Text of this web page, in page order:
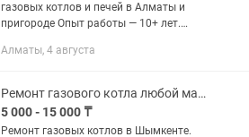
газовых котлов и печей в Алматы и
пригороде Опыт работы — 10+ лет.
монтаж, демонтаж, перенос, настройку
Алматы, 4 августа
Ремонт газового котла любой марки в Шымкенте
5 000 - 15 000 ₸
Ремонт газовых котлов в Шымкенте.